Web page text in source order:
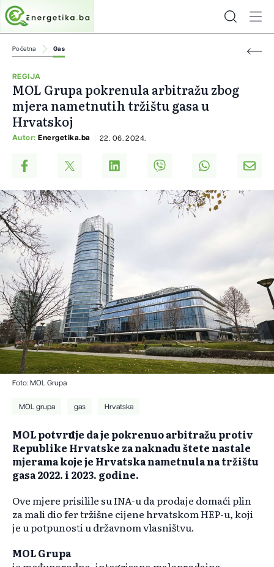
Početna Gas
REGIJA
MOL Grupa pokrenula arbitražu zbog
mjera nametnutih tržištu gasa u
Hrvatskoj
Autor: Energetika.ba 22. 06. 2024.
Foto: MOL Grupa
MOL grupa gas Hrvatska
MOL potvrđuje da je pokrenuo arbitražu protiv
Republike Hrvatske za naknadu štete nastale
mjerama koje je Hrvatska nametnula na tržištu
gasa 2022. i 2023. godine.
Ove mjere prisilile su INA-u da prodaje domaći plin
za mali dio fer tržišne cijene hrvatskom HEP-u, koji
je u potpunosti u državnom vlasništvu.
MOL Grupa